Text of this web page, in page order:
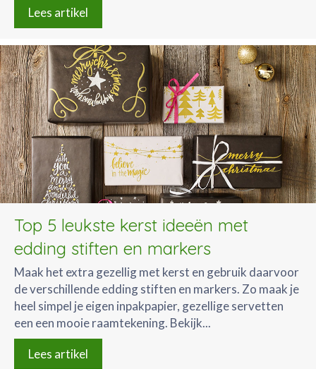
Lees artikel
Top 5 leukste kerst ideeën met
edding stiften en markers
Maak het extra gezellig met kerst en gebruik daarvoor
de verschillende edding stiften en markers. Zo maak je
heel simpel je eigen inpakpapier, gezellige servetten
een een mooie raamtekening. Bekijk...
Lees artikel